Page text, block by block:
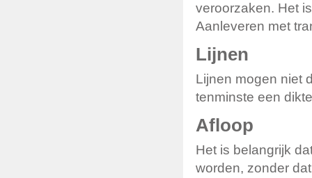
veroorzaken. Het
Aanleveren met
Lijnen
Lijnen mogen niet
tenminste een
Afloop
Het is belangrijk
worden, zonder